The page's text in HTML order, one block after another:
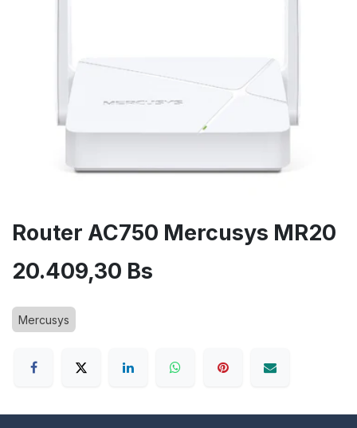
Router AC750 Mercusys MR20
20.409,30 Bs
Mercusys